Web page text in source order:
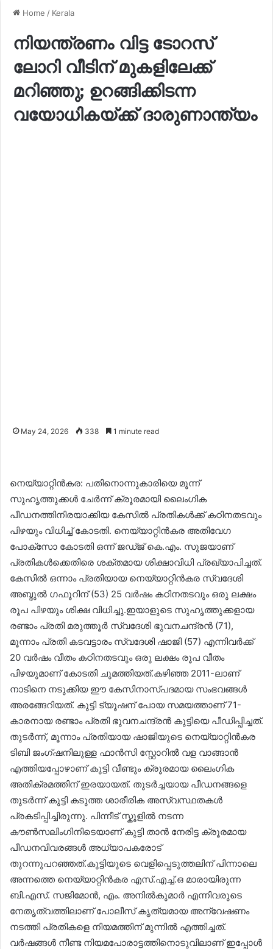
Home / Kerala
നിയന്ത്രണം വിട്ട ടോറസ്
ലോറി വീടിന് മുകളിലേക്ക്
മറിഞ്ഞു; ഉറങ്ങിക്കിടന്ന
വയോധികയ്‌ക്ക് ദാരുണാന്ത്യം
May 24, 2026 338 1 minute read
നെയ്യാറ്റിൻകര: പതിനൊന്നുകാരിയെ മൂന്ന്
സുഹൃത്തുക്കൾ ചേർന്ന് ക്രൂരമായി ലൈംഗിക
പീഡനത്തിനിരയാക്കിയ കേസിൽ പ്രതികൾക്ക് കഠിനതടവും
പിഴയും വിധിച്ച് കോടതി. നെയ്യാറ്റിൻകര അതിവേഗ
പോക്സോ കോടതി ഒന്ന് ജഡ്ജ് കെ.എം. സുജയാണ്
പ്രതികൾക്കെതിരെ ശക്തമായ ശിക്ഷാവിധി പ്രഖ്യാപിച്ചത്.
കേസിൽ ഒന്നാം പ്രതിയായ നെയ്യാറ്റിൻകര സ്വദേശി
അബ്ദുൽ ഗഫൂറിന് (53) 25 വർഷം കഠിനതടവും ഒരു ലക്ഷം
രൂപ പിഴയും ശിക്ഷ വിധിച്ചു.ഇയാളുടെ സുഹൃത്തുക്കളായ
രണ്ടാം പ്രതി മരുത്തൂർ സ്വദേശി ഭുവനചന്ദ്രൻ (71),
മൂന്നാം പ്രതി കടവട്ടാരം സ്വദേശി ഷാജി (57) എന്നിവർക്ക്
20 വർഷം വീതം കഠിനതടവും ഒരു ലക്ഷം രൂപ വീതം
പിഴയുമാണ് കോടതി ചുമത്തിയത്.കഴിഞ്ഞ 2011-ലാണ്
നാടിനെ നടുക്കിയ ഈ കേസിനാസ്പദമായ സംഭവങ്ങൾ
അരങ്ങേറിയത്. കുട്ടി ട്യൂഷന് പോയ സമയത്താണ് 71-
കാരനായ രണ്ടാം പ്രതി ഭുവനചന്ദ്രൻ കുട്ടിയെ പീഡിപ്പിച്ചത്.
തുടർന്ന്, മൂന്നാം പ്രതിയായ ഷാജിയുടെ നെയ്യാറ്റിൻകര
ടിബി ജംഗ്ഷനിലുള്ള ഫാൻസി സ്റ്റോറിൽ വള വാങ്ങാൻ
എത്തിയപ്പോഴാണ് കുട്ടി വീണ്ടും ക്രൂരമായ ലൈംഗിക
അതിക്രമത്തിന് ഇരയായത്. തുടർച്ചയായ പീഡനങ്ങളെ
തുടർന്ന് കുട്ടി കടുത്ത ശാരീരിക അസ്വസ്ഥതകൾ
പ്രകടിപ്പിച്ചിരുന്നു. പിന്നീട് സ്കൂളിൽ നടന്ന
കൗൺസലിംഗിനിടെയാണ് കുട്ടി താൻ നേരിട്ട ക്രൂരമായ
പീഡനവിവരങ്ങൾ അധ്യാപകരോട്
തുറന്നുപറഞ്ഞത്.കുട്ടിയുടെ വെളിപ്പെടുത്തലിന് പിന്നാലെ
അന്നത്തെ നെയ്യാറ്റിൻകര എസ്.എച്ച്.ഒ മാരായിരുന്ന
ബി.എസ്. സജിമോൻ, എം. അനിൽകുമാർ എന്നിവരുടെ
നേതൃത്വത്തിലാണ് പോലീസ് കൃത്യമായ അന്വേഷണം
നടത്തി പ്രതികളെ നിയമത്തിന് മുന്നിൽ എത്തിച്ചത്.
വർഷങ്ങൾ നീണ്ട നിയമപോരാട്ടത്തിനൊടുവിലാണ് ഇപ്പോൾ